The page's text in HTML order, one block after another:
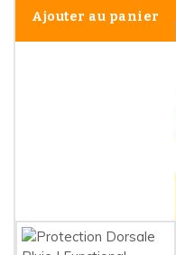
Ajouter au panier